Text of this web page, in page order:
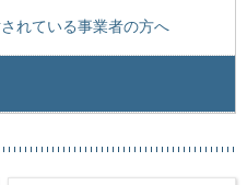
れている事業者の方へ